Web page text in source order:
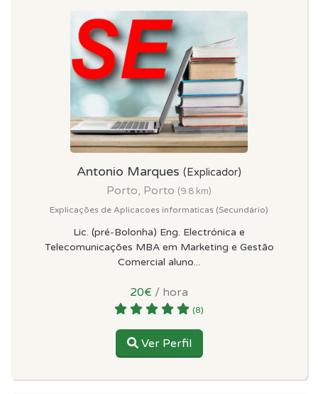
Antonio Marques (Explicador)
Porto, Porto (9.8 km)
Explicações de Aplicacoes informaticas (Secundário)
Lic. (pré-Bolonha) Eng. Electrónica e
Telecomunicações MBA em Marketing e Gestão
Comercial aluno...
20€ / hora
(8)
Ver Perfil